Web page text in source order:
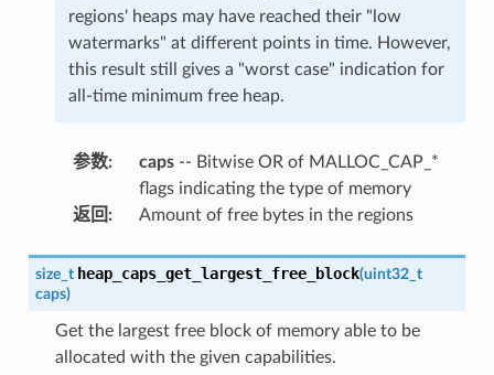
regions' heaps may have reached their "low
watermarks" at different points in time. However,
this result still gives a "worst case" indication for
all-time minimum free heap.
参数: caps-- Bitwise OR of MALLOC_CAP_*
flags indicating the type of memory
返回 : Amount of free bytes in the regions
size_t heap_caps_get_largest_free_block(uint32_t
caps)
Get the largest free block of memory able to be
allocated with the given capabilities.